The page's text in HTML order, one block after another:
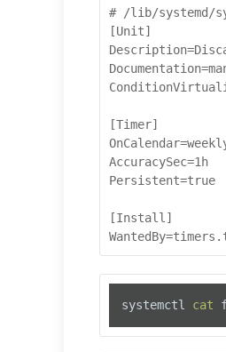
# /lib/systemd/
[Unit]
[Timer]
AccuracySec=1h
Persistent=true
[Install]
systemctl cat